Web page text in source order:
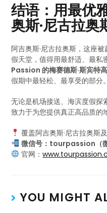
结语：用最优
奥斯·尼古拉奥
阿吉奥斯·尼古拉奥斯，这座
假天堂，值得用最舒适、最私
Passion 的梅赛德斯·斯宾特
假期中最轻松、最享受的部分。
无论是机场接送、海滨度假探
致力于为您提供真正高品质的
覆盖阿吉奥斯·尼古拉奥斯
微信号：tourpassion（
官网：
YOU MIGHT